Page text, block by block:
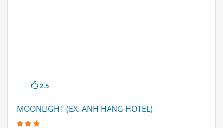
2.5
MOONLIGHT (EX. ANH HANG HOTEL)